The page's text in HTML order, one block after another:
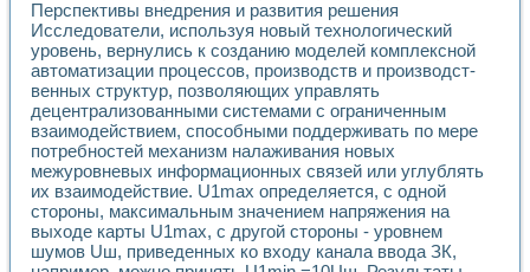
Перспективы внедрения и развития решения
Исследователи, используя новый технологический
уровень, вернулись к соз­данию моделей комплексной
автоматизации процессов, производств и производст­
венных структур, позволяющих управлять
децентрализованными системами с огра­ниченным
взаимодействием, способными поддерживать по мере
потребностей ме­ханизм налаживания новых
межуровневых информационных связей или углублять
их взаимодействие. U1max определяется, с одной
стороны, максимальным значением напряжения на
выходе карты U1max, с другой стороны - уровнем
шумов Uш, приведенных ко входу канала ввода ЗК,